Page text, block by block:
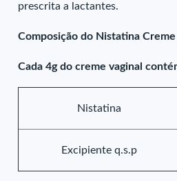
prescrita a lactantes.
Composição do Nistatina
Cada 4g do creme vaginal
Nistatina
Excipiente q.s.p